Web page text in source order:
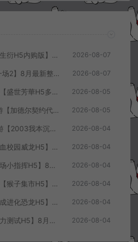
三网H5游戏【九州长生衍H5内购版】8月最新整理Linux手工服务端+管理后台+GM授权后台+简易安卓客户端+详细搭建教程+视频教程 2026-08-07
MT3换皮MH【大梦一场2】8月最新整理Linux手工服务端+源码+管理后台+安卓苹果双端+详细搭建教程+视频教程 2026-08-07
三网H5宫斗养成游戏【盛世芳華H5多区跨服代金券内购优化版】8月最新整理Linux手工服务端+CDK授权后台+全资源安卓+详细搭建教程+视频教程 2026-08-05
AFK卡牌即时对战手游【加德尔契约代金券内购修复版】8月最新整理Linux手工服务端+前后端全套源码+CDK授权后台+安卓苹果双端+详细搭建教程+视频教程 2026-08-05
RED三端引擎传奇手游【2003我本沉默三职业】8月最新整理Win一键服务端+PC安卓+详细搭建教程 2026-08-04
三网H5格斗游戏【热血校园威龙H5】8月最新整理Linux手工服务端+Win一键服务端+解压即玩+简易安卓客户端+详细搭建教程 2026-08-04
三网H5射击游戏【战场小指挥H5】8月最新整理Linux手工服务端+Win一键服务端+解压即玩+简易安卓客户端+详细搭建教程 2026-08-04
三网H5模拟经营游戏【猴子集市H5】8月最新整理Linux手工服务端+Win一键服务端+解压即玩+简易安卓客户端+详细搭建教程 2026-08-04
三网H5休闲游戏【合成进化恐龙H5】8月最新整理Linux手工服务端+Win一键服务端+解压即玩+简易安卓客户端+详细搭建教程 2026-08-04
三网H5休闲游戏【脑力测试H5】8月最新整理Linux手工服务端+Win一键服务端+解压即玩+简易安卓客户端+详细搭建教程 2026-08-04